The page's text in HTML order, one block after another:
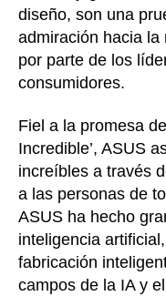
diseño, son una
admiración hacia la
por parte de los
consumidores.
Fiel a la promesa
Incredible’, ASUS
increíbles a través
a las personas de
ASUS ha hecho
inteligencia
fabricación
campos de la IA y